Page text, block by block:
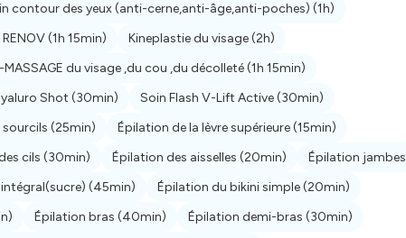
contour des yeux (anti-cerne,anti-âge,anti-poches) (1h)
RENOV(1h 15min) Kineplastie du visage(2h)
MASSAGE du visage ,du cou ,du décolleté(1h 15min)
Shot (30min) Soin Flash V-Lift Active(30min)
(25min) Épilation de la lèvre supérieure(15min)
cils (30min) Épilation des aisselles (20min) Épilation jambes
(45min) Épilation du bikini simple(20min)
Épilation bras (40min) Épilation demi-bras (30min)